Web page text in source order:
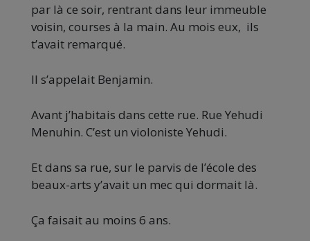
par là ce soir, rentrant dans leur immeuble
voisin, courses à la main. Au mois eux, ils
t’avait remarqué.
Il s’appelait Benjamin.
Avant j’habitais dans cette rue. Rue Yehudi
Menuhin. C’est un violoniste Yehudi.
Et dans sa rue, sur le parvis de l’école des
beaux-arts y’avait un mec qui dormait là.
Ça faisait au moins 6 ans.